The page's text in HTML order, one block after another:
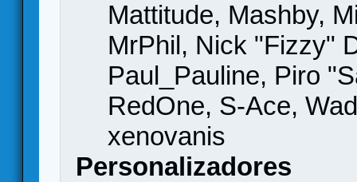
Mattitude, Mashby,
MrPhil, Nick "Fizzy"
Paul_Pauline, Piro
RedOne, S-Ace,
xenovanis
Personalizadores